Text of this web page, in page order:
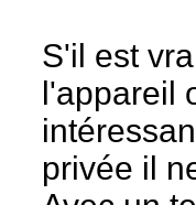
S'il est
l'appareil
privée il